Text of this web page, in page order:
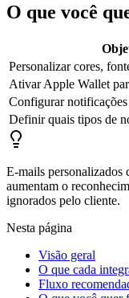
O que você
Personalizar cores,
Ativar Apple Wallet
Configurar
Definir quais tipos de
E-mails personalizados
aumentam o
ignorados pelo cliente.
Nesta página
Visão geral
O que cada
Fluxo